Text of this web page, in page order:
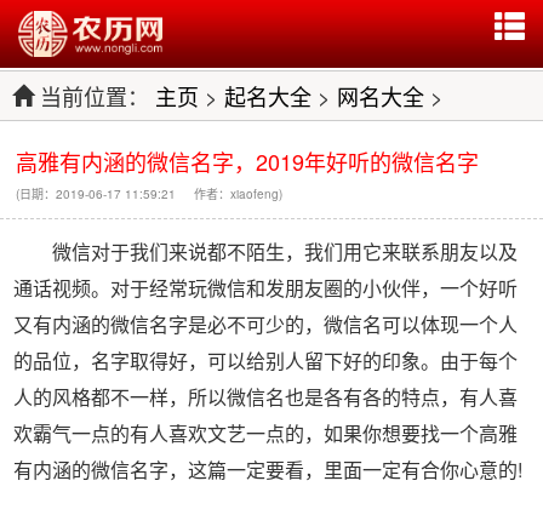
当前位置： 主页 > 起名大全 > 网名大全 >
高雅有内涵的微信名字，2019年好听的微信名字
(日期：2019-06-17 11:59:21 作者：xiaofeng)
微信对于我们来说都不陌生，我们用它来联系朋友以及
通话视频。对于经常玩微信和发朋友圈的小伙伴，一个好听
又有内涵的微信名字是必不可少的，微信名可以体现一个人
的品位，名字取得好，可以给别人留下好的印象。由于每个
人的风格都不一样，所以微信名也是各有各的特点，有人喜
欢霸气一点的有人喜欢文艺一点的，如果你想要找一个高雅
有内涵的微信名字，这篇一定要看，里面一定有合你心意的!